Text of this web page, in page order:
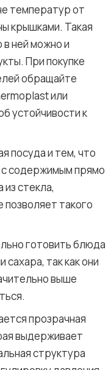
температур от
крышками. Такая
в ней можно и
При покупке
обращайте
или
устойчивости к
посуда и тем, что
с содержимым прямо
из стекла,
такого
готовить блюда
так как они
выше
прозрачная
выдерживает
структура